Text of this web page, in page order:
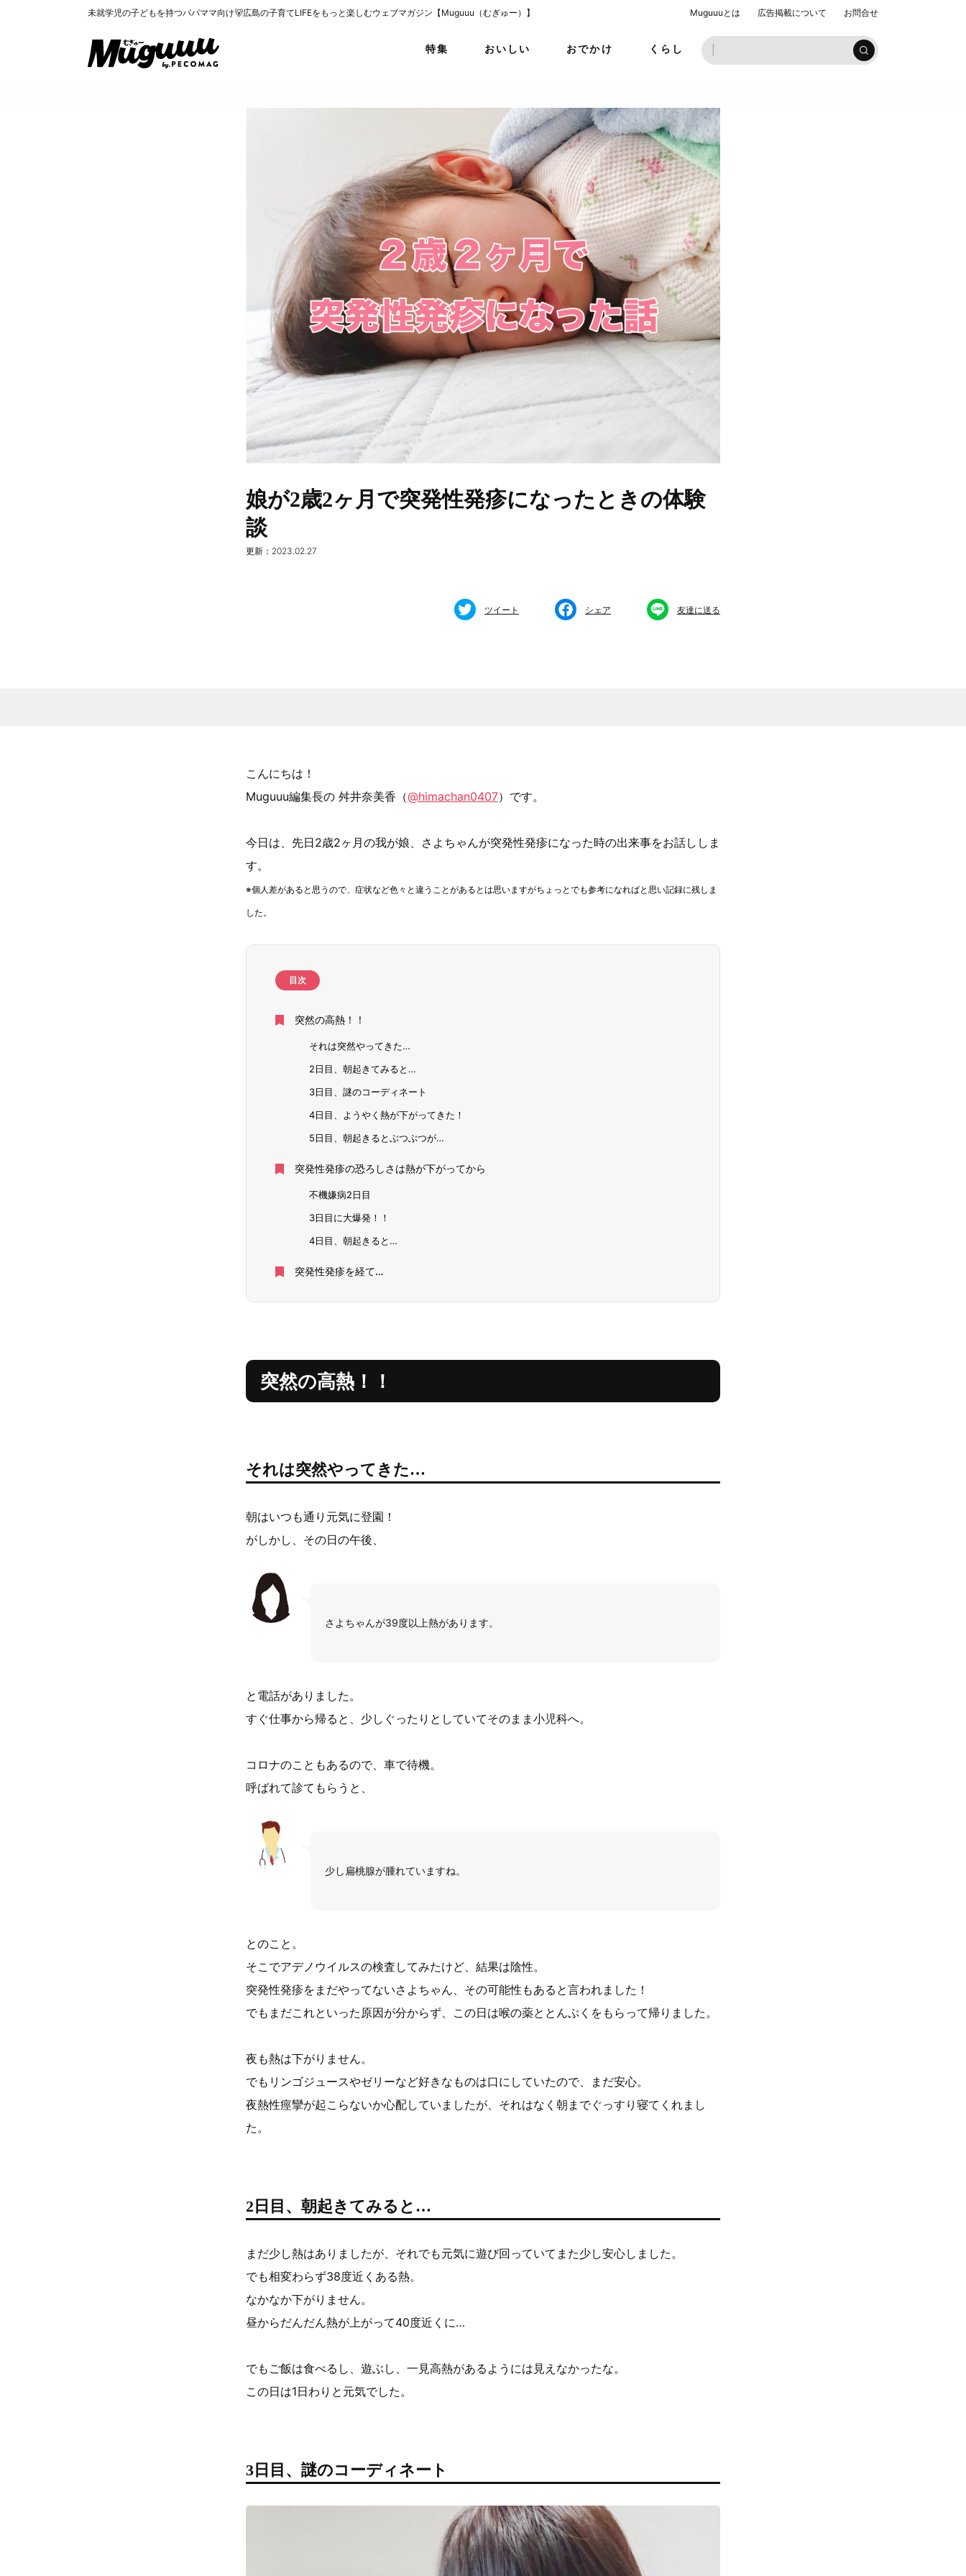
未就学児の子どもを持つパパママ向け🐻広島の子育てLIFEをもっと楽しむウェブマガジン【Muguuu（むぎゅー）】 Muguuuとは 広告掲載について お問合せ
特集 おいしい おでかけ くらし
娘が2歳2ヶ月で突発性発疹になったときの体験
談
更新：2023.02.27
ツイート シェア 友達に送る
こんにちは！
Muguuu編集長の 舛井奈美香（@himachan0407）です。
今日は、先日2歳2ヶ月の我が娘、さよちゃんが突発性発疹になった時の出来事をお話ししま
す。
※個人差があると思うので、症状など色々と違うことがあるとは思いますがちょっとでも参考になればと思い記録に残しま
した。
目次
突然の高熱！！
それは突然やってきた…
2日目、朝起きてみると…
3日目、謎のコーディネート
4日目、ようやく熱が下がってきた！
5日目、朝起きるとぶつぶつが…
突発性発疹の恐ろしさは熱が下がってから
不機嫌病2日目
3日目に大爆発！！
4日目、朝起きると…
突発性発疹を経て…
突然の高熱！！
それは突然やってきた…
朝はいつも通り元気に登園！
がしかし、その日の午後、
さよちゃんが39度以上熱があります。
と電話がありました。
すぐ仕事から帰ると、少しぐったりとしていてそのまま小児科へ。
コロナのこともあるので、車で待機。
呼ばれて診てもらうと、
少し扁桃腺が腫れていますね。
とのこと。
そこでアデノウイルスの検査してみたけど、結果は陰性。
突発性発疹をまだやってないさよちゃん、その可能性もあると言われました！
でもまだこれといった原因が分からず、この日は喉の薬ととんぷくをもらって帰りました。
夜も熱は下がりません。
でもリンゴジュースやゼリーなど好きなものは口にしていたので、まだ安心。
夜熱性痙攣が起こらないか心配していましたが、それはなく朝までぐっすり寝てくれまし
た。
2日目、朝起きてみると…
まだ少し熱はありましたが、それでも元気に遊び回っていてまた少し安心しました。
でも相変わらず38度近くある熱。
なかなか下がりません。
昼からだんだん熱が上がって40度近くに…
でもご飯は食べるし、遊ぶし、一見高熱があるようには見えなかったな。
この日は1日わりと元気でした。
3日目、謎のコーディネート